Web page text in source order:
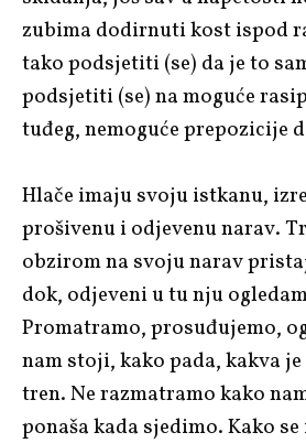
zubima dodirnuti kost ispod
tako podsjetiti (se) da je to
podsjetiti (se) na moguće
tuđeg, nemoguće prepozicije
Hlače imaju svoju istkanu,
prošivenu i odjevenu narav.
obzirom na svoju narav
dok, odjeveni u tu nju
Promatramo, prosuđujemo,
nam stoji, kako pada, kakva
tren. Ne razmatramo kako
ponaša kada sjedimo. Kako